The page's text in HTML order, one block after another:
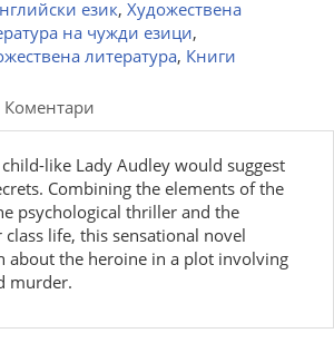
език, Художествена
на чужди езици,
литература, Книги
Коментари
like Lady Audley would suggest
Combining the elements of the
psychological thriller and the
life, this sensational novel
about the heroine in a plot involving
murder.